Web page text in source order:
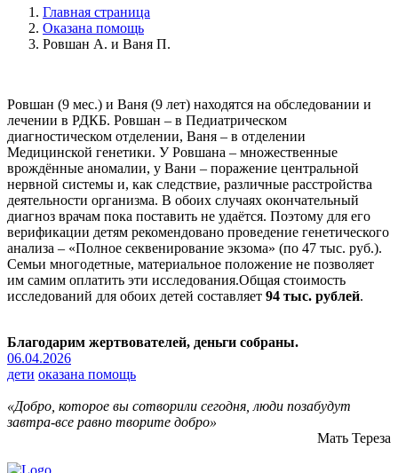
Главная страница
Оказана помощь
Ровшан А. и Ваня П.
Ровшан (9 мес.) и Ваня (9 лет) находятся на обследовании и
лечении в РДКБ. Ровшан – в Педиатрическом
диагностическом отделении, Ваня – в отделении
Медицинской генетики. У Ровшана – множественные
врождённые аномалии, у Вани – поражение центральной
нервной системы и, как следствие, различные расстройства
деятельности организма. В обоих случаях окончательный
диагноз врачам пока поставить не удаётся. Поэтому для его
верификации детям рекомендовано проведение генетического
анализа – «Полное секвенирование экзома» (по 47 тыс. руб.).
Семьи многодетные, материальное положение не позволяет
им самим оплатить эти исследования.Общая стоимость
исследований для обоих детей составляет 94 тыс. рублей.
Благодарим жертвователей, деньги собраны.
06.04.2026
дети оказана помощь
«Добро, которое вы сотворили сегодня, люди позабудут
завтра-все равно творите добро»
Мать Тереза